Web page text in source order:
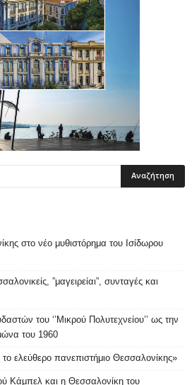
στο νέο μυθιστόρημα του Ισίδωρου
”μαγειρείαι”, συνταγές και
του ‘’Μικρού Πολυτεχνείου’’ ως την
του 1960
ελεύθερο πανεπιστήμιο Θεσσαλονίκης»
Κάμπελ και η Θεσσαλονίκη του